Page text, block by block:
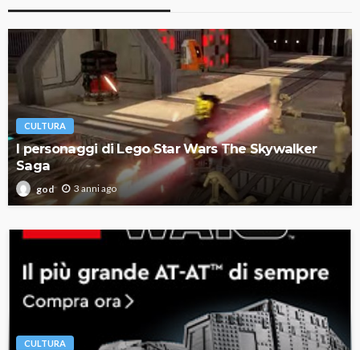
CULTURA
I personaggi di Lego Star Wars The Skywalker
Saga
god 3 anni ago
CULTURA